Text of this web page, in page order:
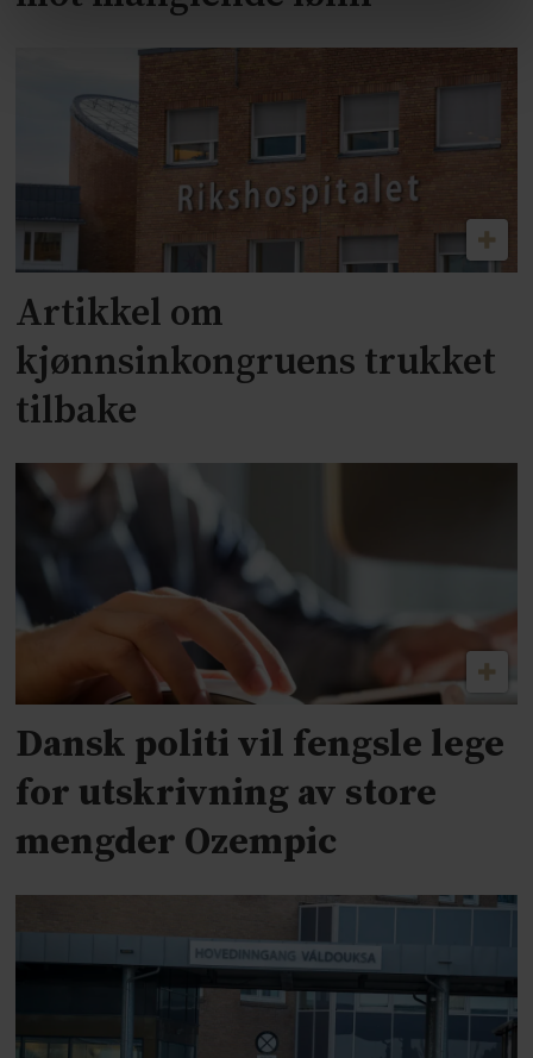
Artikkel om
kjønnsinkongruens trukket
tilbake
Dansk politi vil fengsle lege
for utskrivning av store
mengder Ozempic